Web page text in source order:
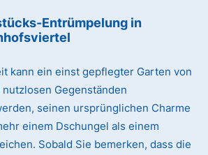
Entrümpelung in
kann ein einst gepflegter Garten von
Gegenständen
seinen ursprünglichen Charme
einem Dschungel als einem
Sobald Sie bemerken, dass die